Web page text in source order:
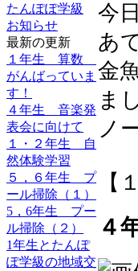
たんぽぽ学級
お知らせ
最新の更新
１年生 算数
がんばっていま
す！
４年生 音楽発
表会に向けて
１・２年生 自
然体験学習
５，６年生 プ
ール掃除（１）
5，6年生 プー
ル掃除（２）
1年生とたんぽ
ぽ学級の地域交
今
あ
金
ま
ノ
【
４